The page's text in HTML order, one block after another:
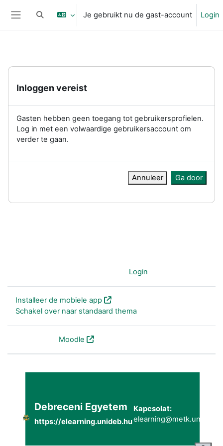
Ga naar hoofdinhoud
Schakel zoek invoerJe gebruikt nu de gast-account Login
Inloggen vereist
Gasten hebben geen toegang tot gebruikersprofielen.
Log in met een volwaardige gebruikersaccount om
verder te gaan.
Annuleer Ga door
Login
Installeer de mobiele app
Schakel over naar standaard thema
Moodle
Debreceni Egyetem
https://elearning.unideb.hu
Kapcsolat: